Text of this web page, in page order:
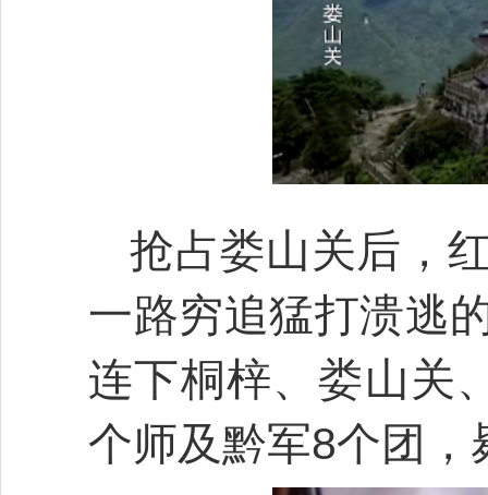
抢占娄山关后，
一路穷追猛打溃逃
连下桐梓、娄山关
个师及黔军8个团